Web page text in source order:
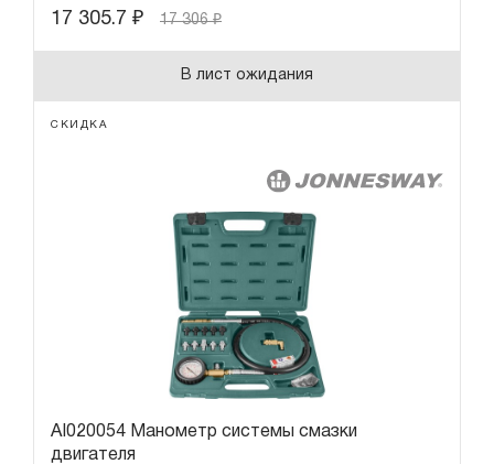
17 305.7 ₽ 17 306₽
В лист ожидания
СКИДКА
AI020054 Манометр системы смазки
двигателя